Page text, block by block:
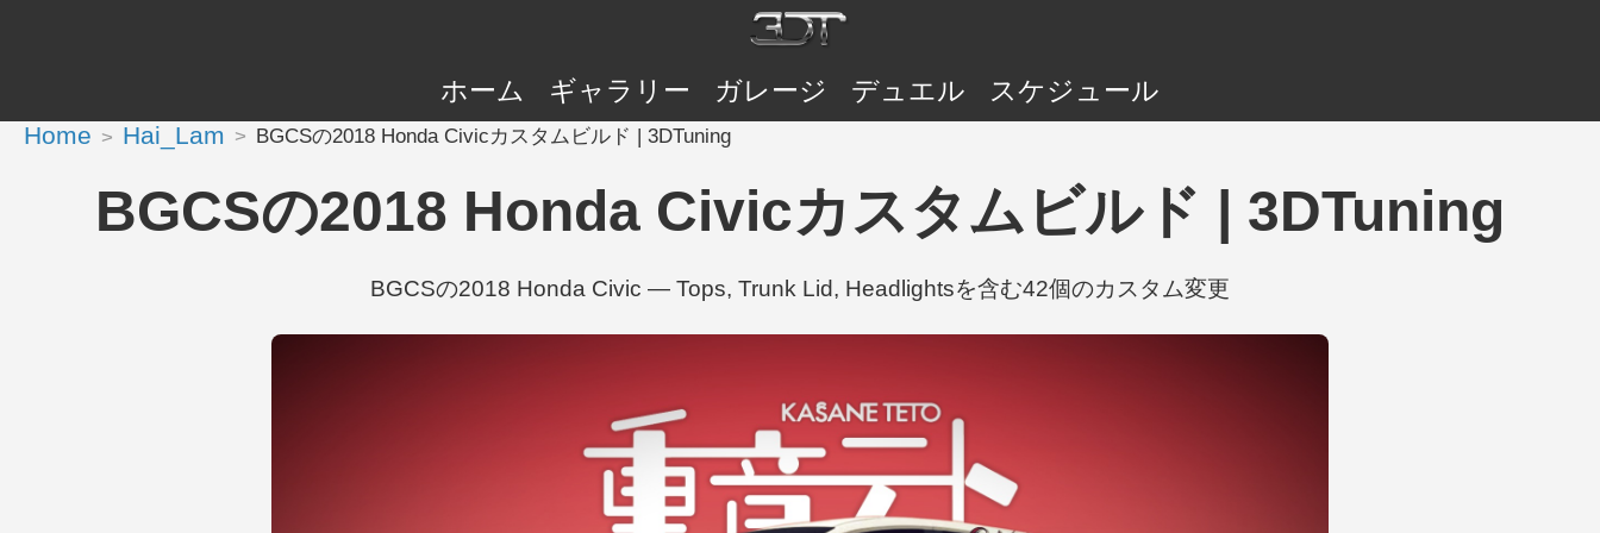
ホーム ギャラリー ガレージ デュエル スケジュール
Home Hai_Lam BGCSの2018 Honda Civicカスタムビルド | 3DTuning
BGCSの2018 Honda Civicカスタムビルド | 3DTuning
BGCSの2018 Honda Civic — Tops, Trunk Lid, Headlightsを含む42個のカスタム変更